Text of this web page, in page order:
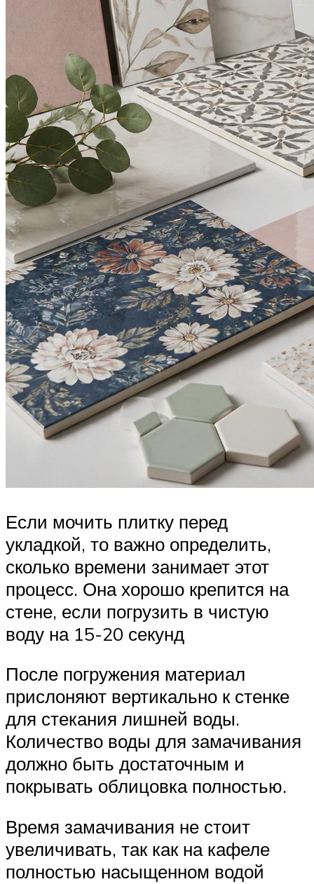
Если мочить плитку перед
укладкой, то важно определить,
сколько времени занимает этот
процесс. Она хорошо крепится на
стене, если погрузить в чистую
воду на 15-20 секунд
После погружения материал
прислоняют вертикально к стенке
для стекания лишней воды.
Количество воды для замачивания
должно быть достаточным и
покрывать облицовка полностью.
Время замачивания не стоит
увеличивать, так как на кафеле
полностью насыщенном водой